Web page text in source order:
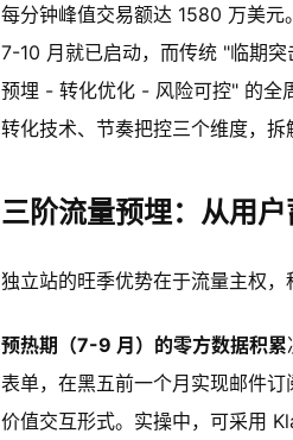
每分钟峰值交易额达 1580 万美
7-10 月就已启动，而传统 "临期
预埋 - 转化优化 - 风险可控" 的全
转化技术、节奏把控三个维度，拆
三阶流量预埋：从用
独立站的旺季优势在于流量主权
预热期（7-9 月）的零方数据积累
表单，在黑五前一个月实现邮件
价值交互形式。实操中，可采用